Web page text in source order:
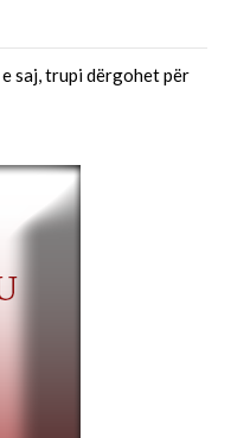
saj, trupi dërgohet për